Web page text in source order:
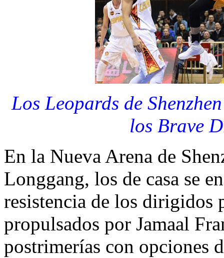
Los Leopards de
los Brave
En la Nueva Arena de
Longgang, los de casa se
resistencia de los dirigidos
propulsados por Jamaal
postrimerías con opciones